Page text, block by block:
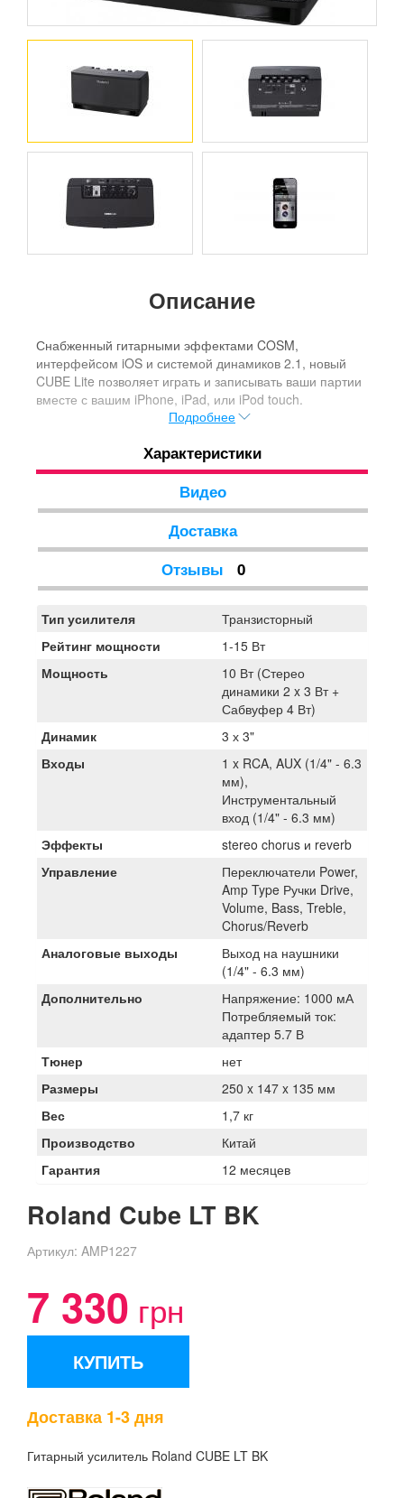
Описание
Снабженный гитарными эффектами COSM,
интерфейсом iOS и системой динамиков 2.1, новый
CUBE Lite позволяет играть и записывать ваши партии
вместе с вашим iPhone, iPad, или iPod touch.
Подключите ваше iOS устройство в разъем i-CUBE
сыграйте под минус и запишите вашу игру. Со стерео
динамиками и встроенным сабвуфером, вы
насладитесь богатым качественным звучанием как для
игры на гитаре, так и просто для прослушивания
музыки. И с привлекательным дизайном CUBE Lite
гармонично впишется в любой домашний декор, всегда
Подробнее
Характеристики
Видео
Доставка
Отзывы
0
Тип усилителя
Транзисторный
Рейтинг мощности
1-15 Вт
Мощность
10 Вт (Стерео
динамики 2 x 3 Вт +
Сабвуфер 4 Вт)
Динамик
3 х 3"
Входы
1 x RCA, AUX (1/4" - 6.3
мм),
Инструментальный
вход (1/4" - 6.3 мм)
Эффекты
stereo chorus и reverb
Управление
Переключатели Power,
Amp Type Ручки Drive,
Volume, Bass, Treble,
Chorus/Reverb
Аналоговые выходы
Выход на наушники
(1/4" - 6.3 мм)
Дополнительно
Напряжение: 1000 мА
Потребляемый ток:
адаптер 5.7 В
Тюнер
нет
Размеры
250 x 147 x 135 мм
Вес
1,7 кг
Производство
Китай
Гарантия
12 месяцев
Roland Cube LT BK
Артикул: AMP1227
7 330 грн
КУПИТЬ
Доставка 1-3 дня
Гитарный усилитель Roland CUBE LT BK